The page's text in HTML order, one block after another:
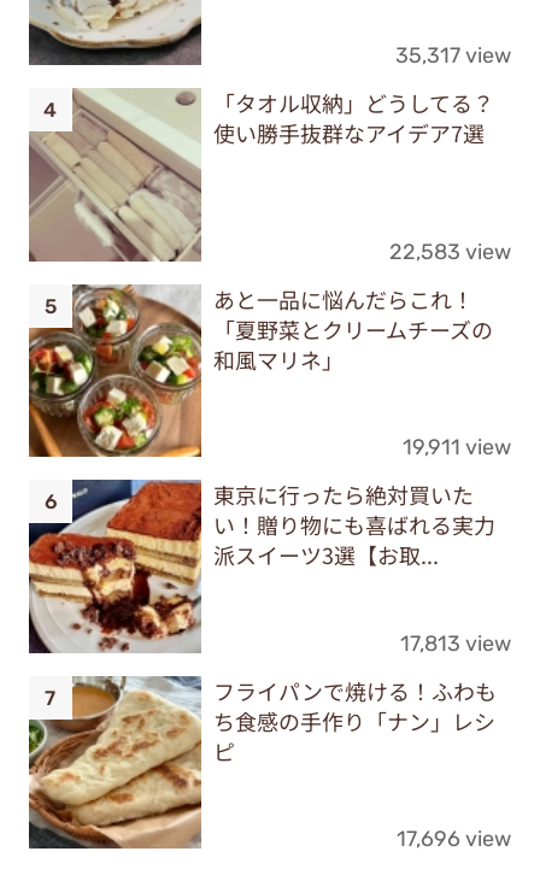
35,317 view
「タオル収納」どうしてる？
使い勝手抜群なアイデア7選
22,583 view
あと一品に悩んだらこれ！
「夏野菜とクリームチーズの
和風マリネ」
19,911 view
東京に行ったら絶対買いた
い！贈り物にも喜ばれる実力
派スイーツ3選【お取...
17,813 view
フライパンで焼ける！ふわも
ち食感の手作り「ナン」レシ
ピ
17,696 view